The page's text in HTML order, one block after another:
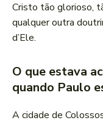
Cristo tão glorioso,
qualquer outra
d’Ele.
O que estava
quando Paulo
A cidade de